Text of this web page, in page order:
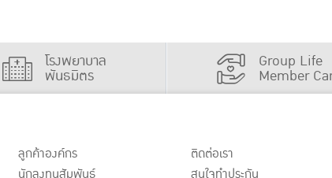
โรงพยาบาล
พันธมิตร
Group Life
Member
ลูกค้าองค์กร
นักลงทุนสัมพันธ์
ติดต่อเรา
สนใจทำประกัน